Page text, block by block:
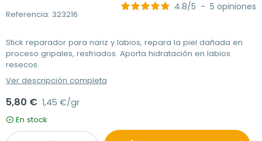
Referencia: 323216
4.8/5 - 5 opiniones
Stick reparador para nariz y labios, repara la piel dañada en
proceso gripales, resfriados. Aporta hidratación en labios
resecos.
Ver descripción completa
5,80 € 1,45 €/gr
En stock